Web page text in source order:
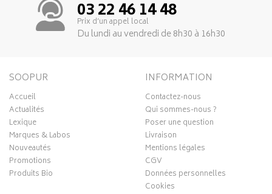
03 22 46 14 48
Prix d’un appel local
Du lundi au vendredi de 8h30 à 16h30
SOOPUR
Accueil
Actualités
Lexique
Marques & Labos
Nouveautés
Promotions
Produits Bio
INFORMATION
Contactez-nous
Qui sommes-nous ?
Poser une question
Livraison
Mentions légales
CGV
Données personnelles
Cookies